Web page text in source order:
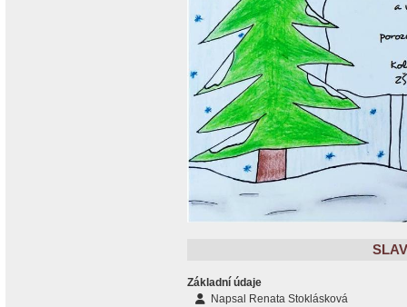
Základní údaje
Napsal Renata Stoklásková